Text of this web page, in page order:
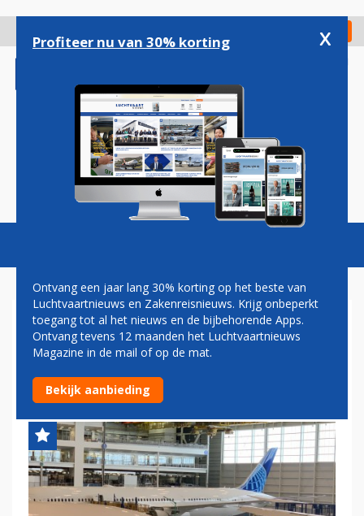
gaan
Check in
Magazine Podcasts Vacatures
BOEING BEVESTIGT:
PRODUCTIE 787 IN EVERETT
STOPT
Profiteer nu van 30% korting x
Ontvang een jaar lang 30% korting op het beste van
Luchtvaartnieuws en Zakenreisnieuws. Krijg onbeperkt
toegang tot al het nieuws en de bijbehorende Apps.
Ontvang tevens 12 maanden het Luchtvaartnieuws
Magazine in de mail of op de mat.
Bekijk aanbieding